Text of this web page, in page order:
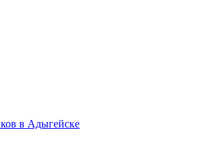
в Адыгейске